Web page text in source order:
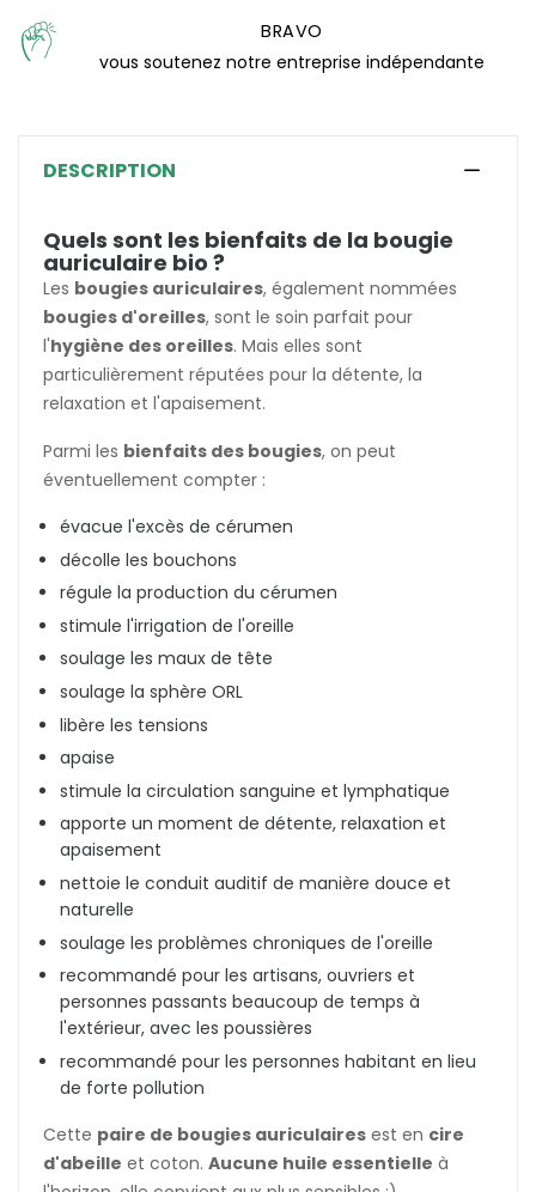
BRAVO
vous soutenez notre entreprise indépendante
DESCRIPTION
Quels sont les bienfaits de la bougie
auriculaire bio ?
Les bougies auriculaires, également nommées
bougies d'oreilles, sont le soin parfait pour
l'hygiène des oreilles. Mais elles sont
particulièrement réputées pour la détente, la
relaxation et l'apaisement.
Parmi les bienfaits des bougies, on peut
éventuellement compter :
évacue l'excès de cérumen
décolle les bouchons
régule la production du cérumen
stimule l'irrigation de l'oreille
soulage les maux de tête
soulage la sphère ORL
libère les tensions
apaise
stimule la circulation sanguine et lymphatique
apporte un moment de détente, relaxation et
apaisement
nettoie le conduit auditif de manière douce et
naturelle
soulage les problèmes chroniques de l'oreille
recommandé pour les artisans, ouvriers et
personnes passants beaucoup de temps à
l'extérieur, avec les poussières
recommandé pour les personnes habitant en lieu
de forte pollution
Cette paire de bougies auriculaires est en cire
d'abeille et coton. Aucune huile essentielle à